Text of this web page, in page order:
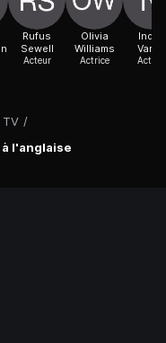
TV /
l'anglaise
Rufus
Sewell
Acteur
Olivia
Williams
Actrice
Indira
Varma
Actrice